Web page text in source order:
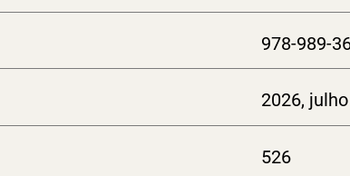
978-989-
2026, julho
526